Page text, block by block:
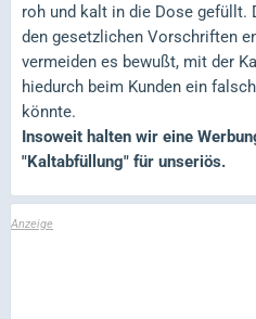
roh und kalt in die Dose gefüllt.
den gesetzlichen Vorschriften
vermeiden es bewußt, mit der
hiedurch beim Kunden ein
könnte.
Insoweit halten wir eine
"Kaltabfüllung" für unseriös.